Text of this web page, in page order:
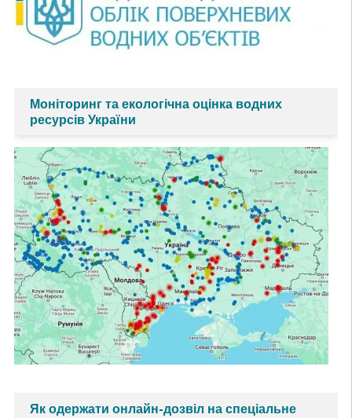
Моніторинг та екологічна оцінка водних
ресурсів України
Як одержати онлайн-дозвіл на спеціальне